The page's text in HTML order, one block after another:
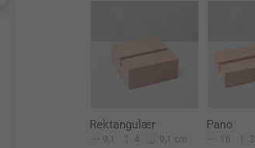
Rektangulær
9,1 4 9,1 cm
Pano
16 3